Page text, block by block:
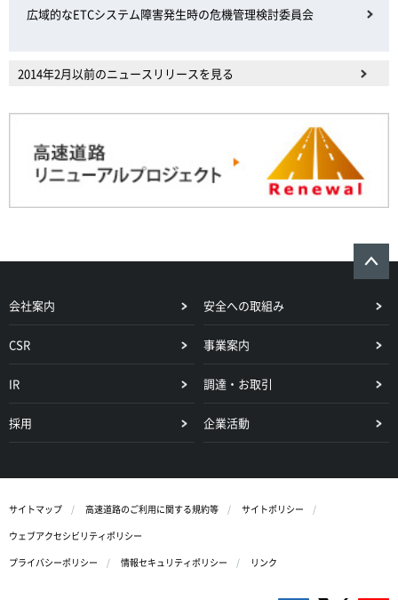
広域的なETCシステム障害発生時の危機管理検討委員会
2014年2月以前のニュースリリースを見る
会社案内 安全への取組み
CSR 事業案内
IR 調達・お取引
採用 企業活動
サイトマップ 高速道路のご利用に関する規約等
サイトポリシー
ウェブアクセシビリティポリシー
プライバシーポリシー
情報セキュリティポリシー リンク